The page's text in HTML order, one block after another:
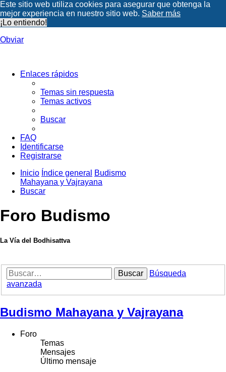
Este sitio web utiliza cookies para asegurar que obtenga la
mejor experiencia en nuestro sitio web. Saber más
¡Lo entiendo!
Obviar
Enlaces rápidos
Temas sin respuesta
Temas activos
Buscar
FAQ
Identificarse
Registrarse
Inicio Índice general
Budismo
Mahayana y Vajrayana
Buscar
Foro Budismo
La Vía del Bodhisattva
Buscar
Búsqueda
avanzada
Budismo Mahayana y Vajrayana
Foro
Temas
Mensajes
Último mensaje